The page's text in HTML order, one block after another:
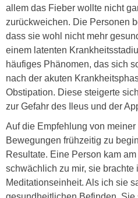
allem das Fieber wollte nicht
zurückweichen. Die Personen
dass sie wohl nicht mehr
einem latenten
häufiges Phänomen, das sich
nach der akuten
Obstipation. Diese steigerte
zur Gefahr des Ileus und der
Auf die Empfehlung von
Bewegungen frühzeitig zu
Resultate. Eine Person kam
schwächlich zu mir, sie brachte
Meditationseinheit. Als ich sie